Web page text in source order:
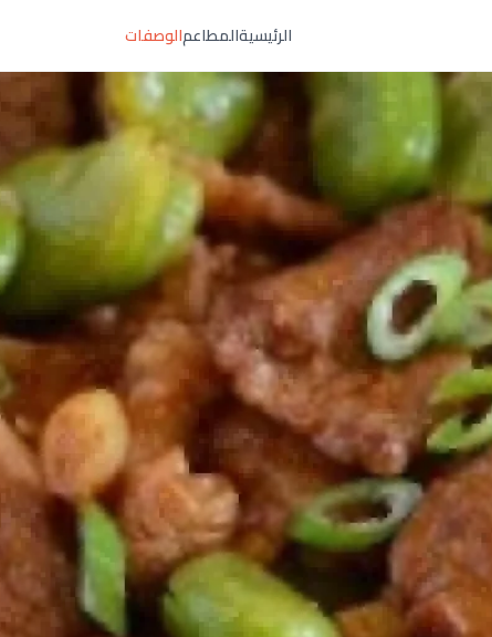
الرئيسيةالمطاعمالوصفات